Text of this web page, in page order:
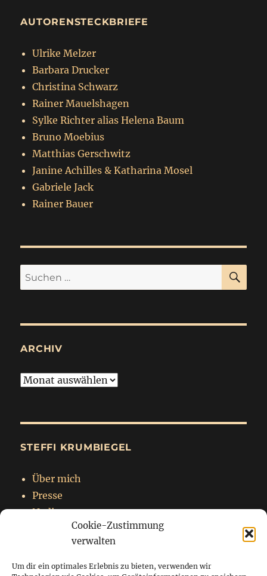
Cookie-Zustimmung
verwalten
Um dir ein optimales Erlebnis zu bieten, verwenden wir
AUTORENSTECKBRIEFE
Ulrike Melzer
Barbara Drucker
Christina Schwarz
Rainer Mauelshagen
Sylke Richter alias Helena Baum
Bruno Moebius
Matthias Gerschwitz
Janine Achilles & Katharina Mosel
Gabriele Jack
Rainer Bauer
Suchen
nach:
ARCHIV
Archiv
STEFFI KRUMBIEGEL
Über mich
Presse
Nadja
Impressum
Datenschutzerklärung